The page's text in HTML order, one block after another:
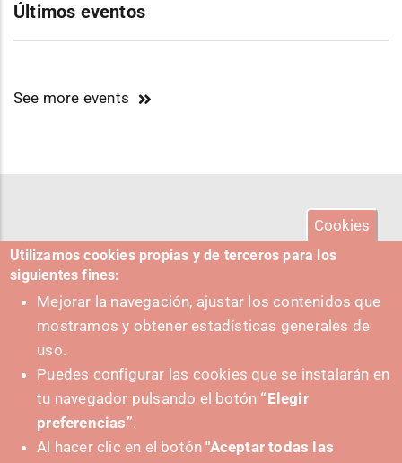
Últimos eventos
See more events
Cookies
Utilizamos cookies propias y de terceros para los
siguientes fines:
Mejorar la navegación, ajustar los contenidos que
mostramos y obtener estadísticas generales de
uso.
Puedes configurar las cookies que se instalarán en
tu navegador pulsando el botón “Elegir
preferencias”.
Al hacer clic en el botón"Aceptar todas las